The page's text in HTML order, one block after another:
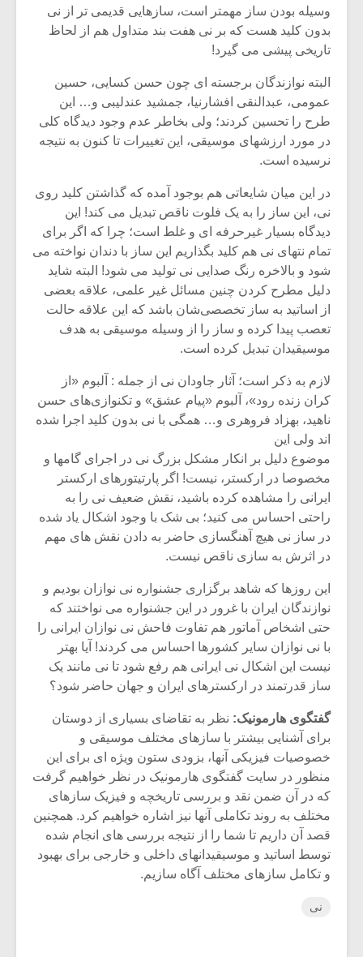
وسیله بودن ساز مهمتر است، سازهایی قدیمی تر از نی
بدون کلید هست که بر نی هفت بند متداول هم از لحاظ
تاریخی پیشی می گیرد!
البته نوازندگان برجسته ای چون حسن کسایی، حسین
عمومی، عبدالنقی افشارنیا، جمشید عندلیبی و… این
طرح را تحسین کردند؛ ولی بخاطر عدم وجود دیدگاه کلی
در مورد ارزشهای موسیقی، این تغییرات تا کنون به نتیجه
نرسیده است.
در این میان شایعاتی هم بوجود آمده که گذاشتن کلید روی
نی، این ساز را به یک فلوت ناقص تبدیل می کند! این
دیدگاه بسیار غیرحرفه ای و غلط است؛ چرا که اگر برای
تمام نتهای نی هم کلید بگذاریم این ساز با دندان نواخته می
شود و بالاخره رنگ صدایی نی تولید می شود! البته شاید
دلیل مطرح کردن چنین مسائل غیر علمی، علاقه بعضی
از اساتید به ساز تخصصی‌شان باشد که این علاقه حالت
تعصب پیدا کرده و ساز را از وسیله موسیقی به هدف
موسیقیدان تبدیل کرده است.
لازم به ذکر است؛ آثار جاودان نی از جمله : آلبوم «از
کران زنده رود»، آلبوم «پیام عشق» و تکنوازی‌های حسن
ناهید، بهزاد فروهری و… همگی با نی بدون کلید اجرا شده
اند ولی این
موضوع دلیل بر انکار مشکل بزرگ نی در اجرای گامها و
مخصوصا در ارکستر، نیست! اگر پارتیتورهای ارکستر
ایرانی را مشاهده کرده باشید، نقش ضعیف نی را به
راحتی احساس می کنید؛ بی شک با وجود اشکال یاد شده
در ساز نی هیچ آهنگسازی حاضر به دادن نقش های مهم
در اثرش به سازی ناقص نیست.
این روزها که شاهد برگزاری جشنواره نی نوازان بودیم و
نوازندگان ایران با غرور در این جشنواره می نواختند که
حتی اشخاص آماتور هم تفاوت فاحش نی نوازان ایرانی را
با نی نوازان سایر کشورها احساس می کردند! آیا بهتر
نیست این اشکال نی ایرانی هم رفع شود تا نی مانند یک
ساز قدرتمند در ارکسترهای ایران و جهان حاضر شود؟
گفتگوی هارمونیک: نظر به تقاضای بسیاری از دوستان
برای آشنایی بیشتر با سازهای مختلف موسیقی و
خصوصیات فیزیکی آنها، بزودی ستون ویژه ای برای این
منظور در سایت گفتگوی هارمونیک در نظر خواهیم گرفت
که در آن ضمن نقد و بررسی تاریخچه و فیزیک سازهای
مختلف به روند تکاملی آنها نیز اشاره خواهیم کرد. همچنین
قصد آن داریم تا شما را از نتیجه بررسی های انجام شده
توسط اساتید و موسیقیدانهای داخلی و خارجی برای بهبود
و تکامل سازهای مختلف آگاه سازیم.
نی